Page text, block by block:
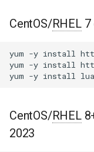
t
a
s
array-varset_timeout
send_binary
Verwandle ea-nginx
Leistungs- und
Sicherheitsmacht
Unterstützung -
für RHEL & CentOS
CentOS/RHEL7
yum -y install
yum -y install
yum -y install
CentOS/RHEL
2023